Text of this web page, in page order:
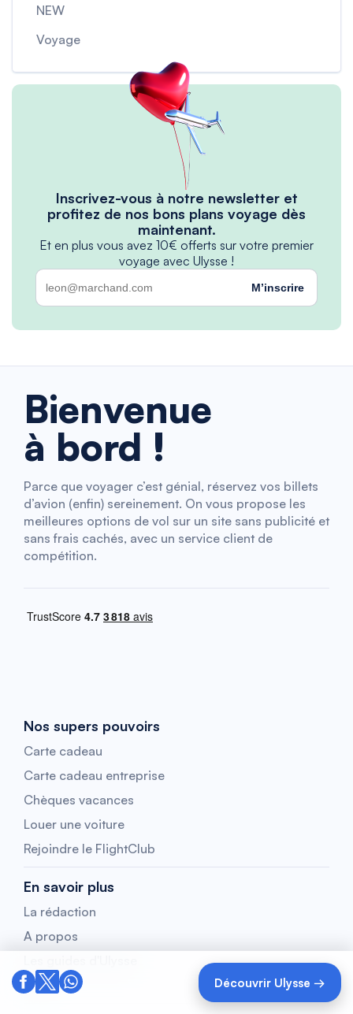
Découvrir Ulysse →
NEW
Voyage
Inscrivez-vous à notre newsletter et
profitez de nos bons plans voyage dès
maintenant.
Et en plus vous avez 10€ offerts sur votre premier
voyage avec Ulysse !
M’inscrire
Bienvenue
à bord !
Parce que voyager c’est génial, réservez vos billets
d’avion (enfin) sereinement. On vous propose les
meilleures options de vol sur un site sans publicité et
sans frais cachés, avec un service client de
compétition.
Nos supers pouvoirs
Carte cadeau
Carte cadeau entreprise
Chèques vacances
Louer une voiture
Rejoindre le FlightClub
En savoir plus
La rédaction
A propos
F.A.Q